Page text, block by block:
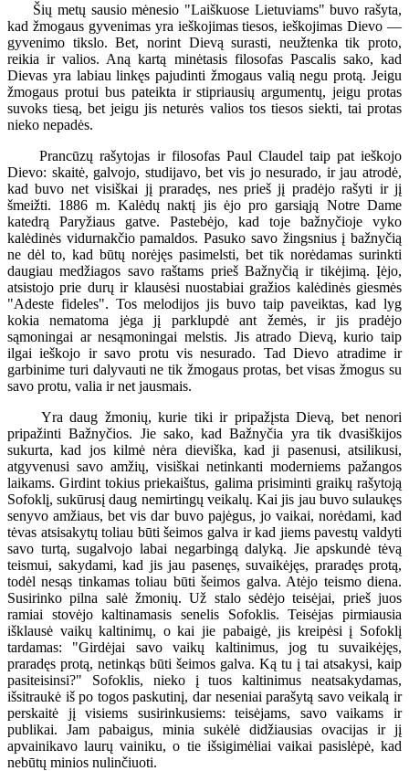
Šių metų sausio mėnesio "Laiškuose Lietuviams" buvo rašyta,
kad žmogaus gyvenimas yra ieškojimas tiesos, ieškojimas Dievo —
gyvenimo tikslo. Bet, norint Dievą surasti, neužtenka tik proto,
reikia ir valios. Aną kartą minėtasis filosofas Pascalis sako, kad
Dievas yra labiau linkęs pajudinti žmogaus valią negu protą. Jeigu
žmogaus protui bus pateikta ir stipriausių argumentų, jeigu protas
suvoks tiesą, bet jeigu jis neturės valios tos tiesos siekti, tai protas
nieko nepadės.
Prancūzų rašytojas ir filosofas Paul Claudel taip pat ieškojo
Dievo: skaitė, galvojo, studijavo, bet vis jo nesurado, ir jau atrodė,
kad buvo net visiškai jį praradęs, nes prieš jį pradėjo rašyti ir jį
šmeižti. 1886 m. Kalėdų naktį jis ėjo pro garsiąją Notre Dame
katedrą Paryžiaus gatve. Pastebėjo, kad toje bažnyčioje vyko
kalėdinės vidurnakčio pamaldos. Pasuko savo žingsnius į bažnyčią
ne dėl to, kad būtų norėjęs pasimelsti, bet tik norėdamas surinkti
daugiau medžiagos savo raštams prieš Bažnyčią ir tikėjimą. Įėjo,
atsistojo prie durų ir klausėsi nuostabiai gražios kalėdinės giesmės
"Adeste fideles". Tos melodijos jis buvo taip paveiktas, kad lyg
kokia nematoma jėga jį parklupdė ant žemės, ir jis pradėjo
sąmoningai ar nesąmoningai melstis. Jis atrado Dievą, kurio taip
ilgai ieškojo ir savo protu vis nesurado. Tad Dievo atradime ir
garbinime turi dalyvauti ne tik žmogaus protas, bet visas žmogus su
savo protu, valia ir net jausmais.
Yra daug žmonių, kurie tiki ir pripažįsta Dievą, bet nenori
pripažinti Bažnyčios. Jie sako, kad Bažnyčia yra tik dvasiškijos
sukurta, kad jos kilmė nėra dieviška, kad ji pasenusi, atsilikusi,
atgyvenusi savo amžių, visiškai netinkanti moderniems pažangos
laikams. Girdint tokius priekaištus, galima prisiminti graikų rašytoją
Sofoklį, sukūrusį daug nemirtingų veikalų. Kai jis jau buvo sulaukęs
senyvo amžiaus, bet vis dar buvo pajėgus, jo vaikai, norėdami, kad
tėvas atsisakytų toliau būti šeimos galva ir kad jiems pavestų valdyti
savo turtą, sugalvojo labai negarbingą dalyką. Jie apskundė tėvą
teismui, sakydami, kad jis jau pasenęs, suvaikėjęs, praradęs protą,
todėl nesąs tinkamas toliau būti šeimos galva. Atėjo teismo diena.
Susirinko pilna salė žmonių. Už stalo sėdėjo teisėjai, prieš juos
ramiai stovėjo kaltinamasis senelis Sofoklis. Teisėjas pirmiausia
išklausė vaikų kaltinimų, o kai jie pabaigė, jis kreipėsi į Sofoklį
tardamas: "Girdėjai savo vaikų kaltinimus, jog tu suvaikėjęs,
praradęs protą, netinkąs būti šeimos galva. Ką tu į tai atsakysi, kaip
pasiteisinsi?" Sofoklis, nieko į tuos kaltinimus neatsakydamas,
išsitraukė iš po togos paskutinį, dar neseniai parašytą savo veikalą ir
perskaitė jį visiems susirinkusiems: teisėjams, savo vaikams ir
publikai. Jam pabaigus, minia sukėlė didžiausias ovacijas ir jį
apvainikavo laurų vainiku, o tie išsigimėliai vaikai pasislėpė, kad
nebūtų minios nulinčiuoti.